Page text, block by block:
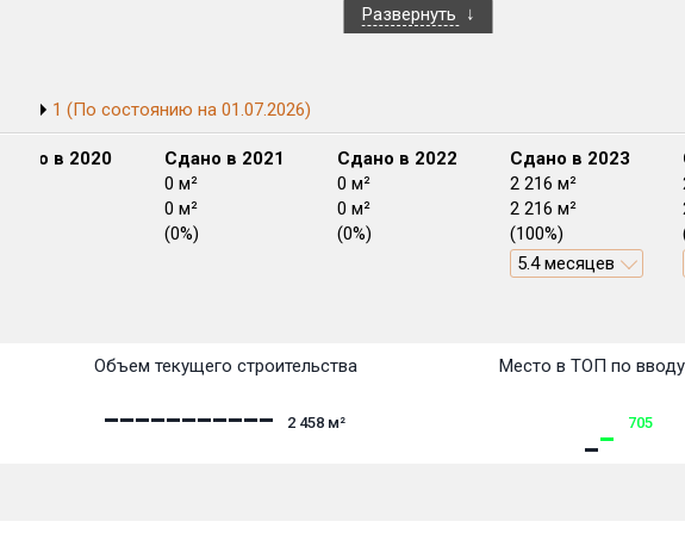
Развернуть
1 (По состоянию на 01.07.2026)
Сдано в 2020
Сдано в 2021
0 м²
0 м²
(0%)
Сдано в 2022
0 м²
0 м²
(0%)
Сдано в 2023
2 216 м²
2 216 м²
(100%)
5.4 месяцев
Объем текущего строительства
2 458 м²
Место в ТОП по
705